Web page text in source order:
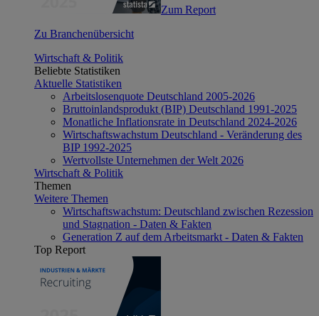
Zum Report
Zu Branchenübersicht
Wirtschaft & Politik
Beliebte Statistiken
Aktuelle Statistiken
Arbeitslosenquote Deutschland 2005-2026
Bruttoinlandsprodukt (BIP) Deutschland 1991-2025
Monatliche Inflationsrate in Deutschland 2024-2026
Wirtschaftswachstum Deutschland - Veränderung des
BIP 1992-2025
Wertvollste Unternehmen der Welt 2026
Wirtschaft & Politik
Themen
Weitere Themen
Wirtschaftswachstum: Deutschland zwischen Rezession
und Stagnation - Daten & Fakten
Generation Z auf dem Arbeitsmarkt - Daten & Fakten
Top Report